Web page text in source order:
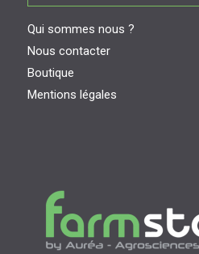
Qui sommes nous ?
Nous contacter
Boutique
Mentions légales